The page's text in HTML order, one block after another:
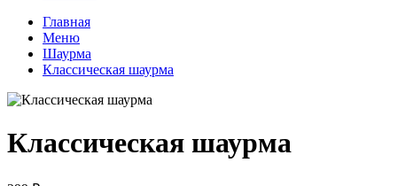
Главная
Меню
Шаурма
Классическая шаурма
Классическая шаурма